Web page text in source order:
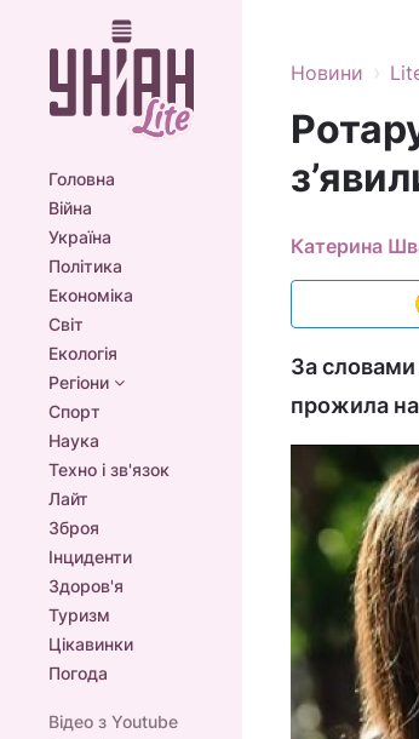
Головна
Війна
Україна
Політика
Економіка
Світ
Екологія
Регіони
Спорт
Наука
Техно і зв'язок
Лайт
Зброя
Інциденти
Здоров'я
Туризм
Цікавинки
Погода
Відео з Youtube
Новини ›
Катерина
За словами
прожила на